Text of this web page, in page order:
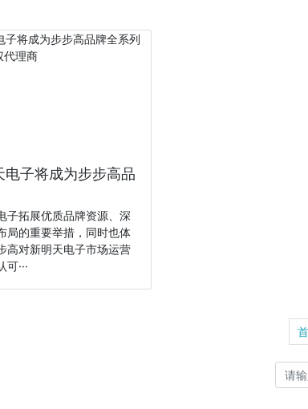
电子将成为步步高品
子拓展优质品牌资源、深
局的重要举措，同时也体
高对新明天电子市场运营
···